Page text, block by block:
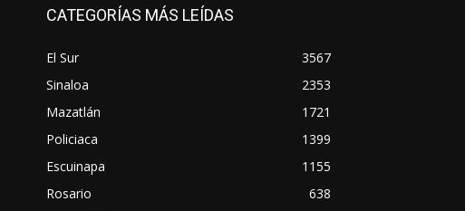
CATEGORÍAS MÁS LEÍDAS
El Sur
3567
Sinaloa
2353
Mazatlán
1721
Policiaca
1399
Escuinapa
1155
Rosario
638